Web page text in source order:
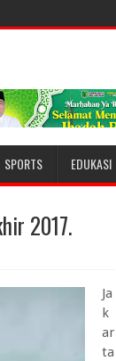
SPORTS EDUKASI
2017.
Ja
k
ar
ta